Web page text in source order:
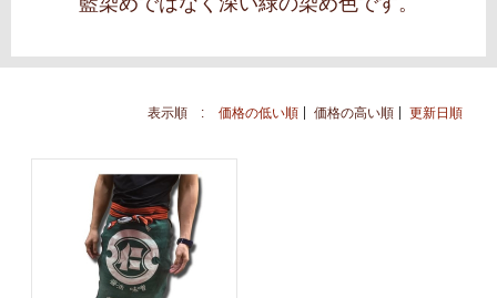
表示順 : 価格の低い順 価格の高い順 更新日順